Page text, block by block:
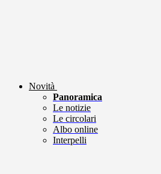
Novità
Panoramica
Le notizie
Le circolari
Albo online
Interpelli